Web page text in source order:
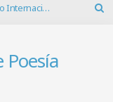
I Premio Internacional de Poesía Ramón Ataz